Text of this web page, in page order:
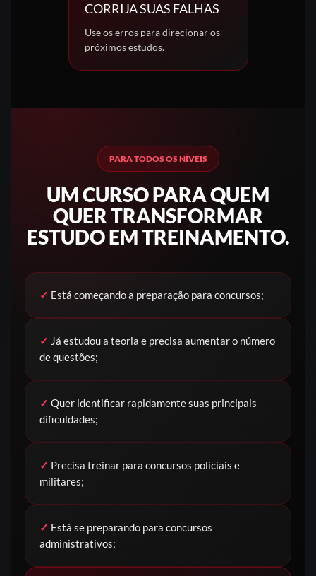
CORRIJA SUAS FALHAS
Use os erros para direcionar os
próximos estudos.
PARA TODOS OS NÍVEIS
UM CURSO PARA QUEM
QUER TRANSFORMAR
ESTUDO EM TREINAMENTO.
✓ Está começando a preparação para concursos;
✓ Já estudou a teoria e precisa aumentar o número
de questões;
✓ Quer identificar rapidamente suas principais
dificuldades;
✓ Precisa treinar para concursos policiais e
militares;
✓ Está se preparando para concursos
administrativos;